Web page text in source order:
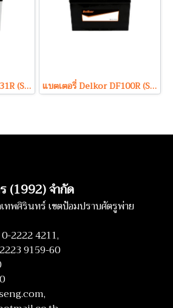
แบตเตอรี่ Delkor 95D31R (Sealed Maintenance Free Type) 12V 80Ah แบตเตอรี่ Delkor DF100R (Sealed Maintenance Free Type) 12V 100Ah
(1992) จำกัด
ทพศิรินทร์ เขตป้อมปราบศัตรูพ่าย
0-2222 4211,
9159-60